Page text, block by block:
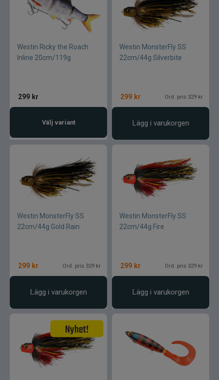
Westin Ricky the Roach
Inline 20cm/119g
299 kr
Välj variant
Westin MonsterFly SS
22cm/44g Silverbite
299 kr Ord. pris 329 kr
Lägg i varukorgen
Westin MonsterFly SS
22cm/44g Gold Rain
299 kr Ord. pris 329 kr
Lägg i varukorgen
Westin MonsterFly SS
22cm/44g Fire
299 kr Ord. pris 329 kr
Lägg i varukorgen